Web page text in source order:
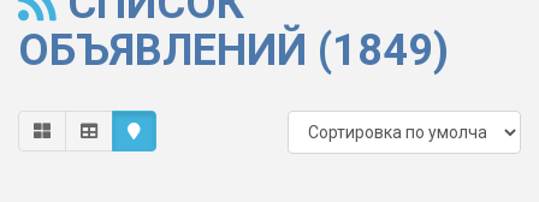
ОБЪЯВЛЕНИЙ (1849)